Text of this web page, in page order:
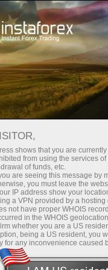
Ҳисоб-варағини тез
Энди иш
учун
яхши бешта ҳисоб-
киритиш учун
shows that you are
from using the services
of funds, etc.
are seeing this message by
you must leave the
IP address show your
a VPN provided by a
not have proper WHOIS
in the WHOIS
whether you are a US
being a US resident, you
for any inconvenience caused